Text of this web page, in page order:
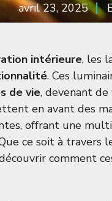
avril 23, 2025
intérieure, les
. Ces
de vie, devenant
en avant des
offrant une
ce soit à travers
comment